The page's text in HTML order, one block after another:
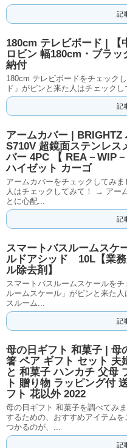
記
180cm テレビボード | 【
ロビン 幅180cm・ブラ
納付
180cm テレビボードをチェック
ド」がピンと来た人はチェック
記
アームカバー | BRIGHTZ
S710V 超鏡面ステンレス
バー 4PC 【 REA－WIP
ハイゼット カーゴ
アームカバーをチェックしてみ
人はチェックしてみて！ → アー
とに心配...
記
スマートバスルームス
ルドアシッド 10L【
ル除去剤】
スマートバスルームスケールを
ルームスケール」がピンと来た
スルーム...
記
母の日ギフト 和菓子 | 母
箸 ペア ギフト セット 夫
と 和菓子 ハンカチ 父母
ト 贈り物 ラッピング付
フト 花以外 2022
母の日ギフト 和菓子を調べてみ
するための、おすすめアイテム
つかるのが、...
記